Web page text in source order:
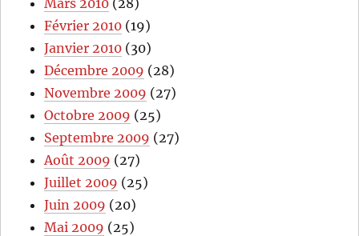
Février 2010 (19)
Janvier 2010 (30)
Décembre 2009 (28)
Novembre 2009 (27)
Octobre 2009 (25)
Septembre 2009 (27)
Août 2009 (27)
Juillet 2009 (25)
Juin 2009 (20)
Mai 2009 (25)